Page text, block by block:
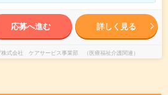
応募へ進む 詳しく見る
株式会社 ケアサービス事業部 （医療福祉介護関連）